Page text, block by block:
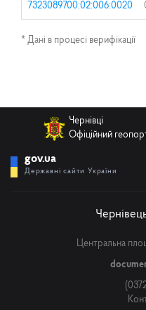
7323089700:02:006:0020
* Дані в процесі верифікації
Чернівці
Офіційний
gov.ua
Державні сайти України
Центральна